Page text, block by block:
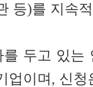
등)를 지속
두고 있는
업이며, 신